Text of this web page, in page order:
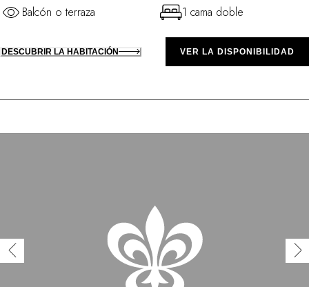
Balcón o terraza 1 cama doble
DESCUBRIR LA HABITACIÓN VER LA DISPONIBILIDAD